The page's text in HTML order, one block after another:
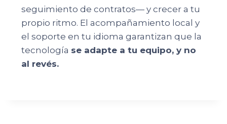
seguimiento de contratos— y crecer a tu
propio ritmo. El acompañamiento local y
el soporte en tu idioma garantizan que la
tecnología se adapte a tu equipo, y no
al revés.